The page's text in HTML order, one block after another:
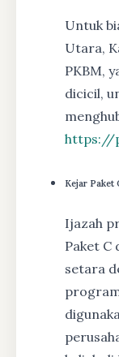
Untuk
Utara,
PKBM,
dicicil,
https://
Kejar Paket
Ijazah
Paket C
setara